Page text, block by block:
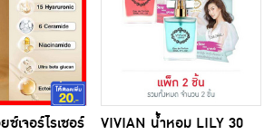
เจอร์ไรเซอร์
VIVIAN น้ำหอม LILY 30